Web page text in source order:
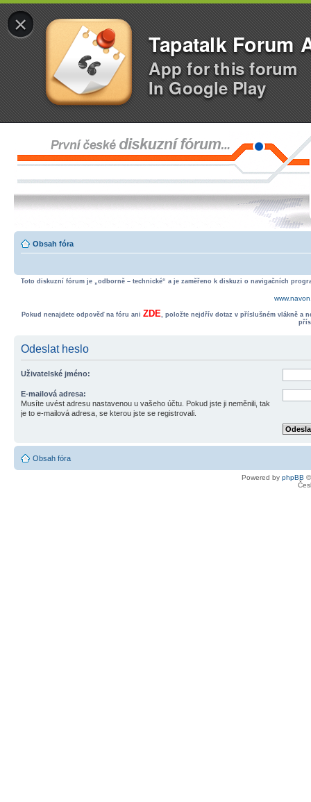
×
Tapatalk Forum
App for this forum
In Google Play
Obsah fóra
Toto diskuzní fórum je „odborně – technické“ a je zaměřeno k diskuzi o navigačních
Pokud nenajdete odpověď na fóru ani ZDE, položte nejdřív dotaz v příslušném vlákně a
Odeslat heslo
Uživatelské jméno:
E-mailová adresa:
Musíte uvést adresu nastavenou u vašeho účtu. Pokud jste ji neměnili, tak
je to e-mailová adresa, se kterou jste se registrovali.
Obsah fóra
Powered by phpBB